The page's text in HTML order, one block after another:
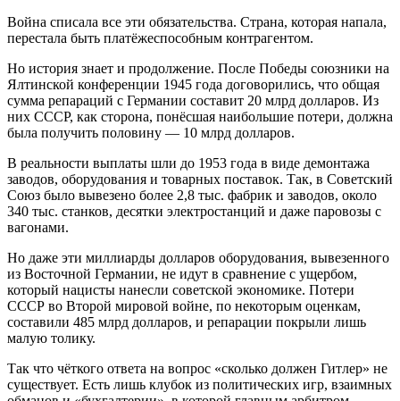
Война списала все эти обязательства. Страна, которая напала,
перестала быть платёжеспособным контрагентом.
Но история знает и продолжение. После Победы союзники на
Ялтинской конференции 1945 года договорились, что общая
сумма репараций с Германии составит 20 млрд долларов. Из
них СССР, как сторона, понёсшая наибольшие потери, должна
была получить половину — 10 млрд долларов.
В реальности выплаты шли до 1953 года в виде демонтажа
заводов, оборудования и товарных поставок. Так, в Советский
Союз было вывезено более 2,8 тыс. фабрик и заводов, около
340 тыс. станков, десятки электростанций и даже паровозы с
вагонами.
Но даже эти миллиарды долларов оборудования, вывезенного
из Восточной Германии, не идут в сравнение с ущербом,
который нацисты нанесли советской экономике. Потери
СССР во Второй мировой войне, по некоторым оценкам,
составили 485 млрд долларов, и репарации покрыли лишь
малую толику.
Так что чёткого ответа на вопрос «сколько должен Гитлер» не
существует. Есть лишь клубок из политических игр, взаимных